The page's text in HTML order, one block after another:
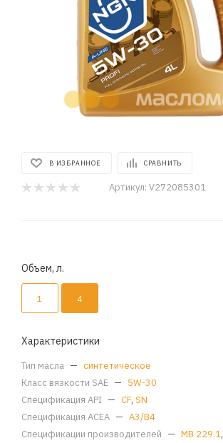
В ИЗБРАННОЕ СРАВНИТЬ
Артикул: V272085301
Объем, л.
1 4
Характеристики
Тип масла — синтетическое
Класс вязкости SAE — 5W-30
Спецификация API — CF, SN
Спецификация ACEA — A3/B4
Спецификации производителей — MB 229.1,